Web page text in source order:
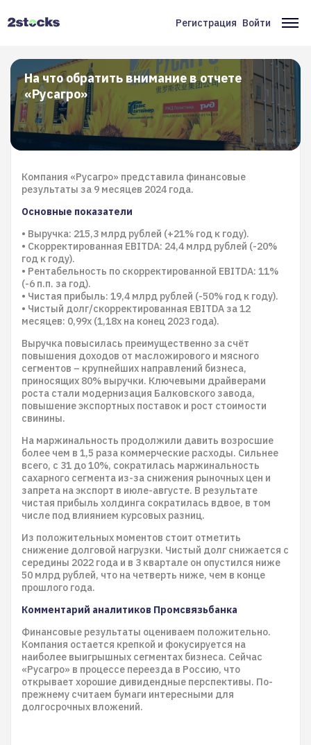
Меню
учётной
записи
пользователя
Регистрация Войти
На что обратить внимание в отчете
«Русагро»
Компания «Русагро» представила финансовые
результаты за 9 месяцев 2024 года.
Основные показатели
• Выручка: 215,3 млрд рублей (+21% год к году).
• Скорректированная EBITDA: 24,4 млрд рублей (-20%
год к году).
• Рентабельность по скорректированной EBITDA: 11%
(-6 п.п. за год).
• Чистая прибыль: 19,4 млрд рублей (-50% год к году).
• Чистый долг/скорректированная EBITDA за 12
месяцев: 0,99х (1,18х на конец 2023 года).
Выручка повысилась преимущественно за счёт
повышения доходов от масложирового и мясного
сегментов – крупнейших направлений бизнеса,
приносящих 80% выручки. Ключевыми драйверами
роста стали модернизация Балковского завода,
повышение экспортных поставок и рост стоимости
свинины.
На маржинальность продолжили давить возросшие
более чем в 1,5 раза коммерческие расходы. Сильнее
всего, с 31 до 10%, сократилась маржинальность
сахарного сегмента из-за снижения рыночных цен и
запрета на экспорт в июле-августе. В результате
чистая прибыль холдинга сократилась вдвое, в том
числе под влиянием курсовых разниц.
Из положительных моментов стоит отметить
снижение долговой нагрузки. Чистый долг снижается с
середины 2022 года и в 3 квартале он опустился ниже
50 млрд рублей, что на четверть ниже, чем в конце
прошлого года.
Комментарий аналитиков Промсвязьбанка
Финансовые результаты оцениваем положительно.
Компания остается крепкой и фокусируется на
наиболее выигрышных сегментах бизнеса. Сейчас
«Русагро» в процессе переезда в Россию, что
открывает хорошие дивидендные перспективы. По-
прежнему считаем бумаги интересными для
долгосрочных вложений.